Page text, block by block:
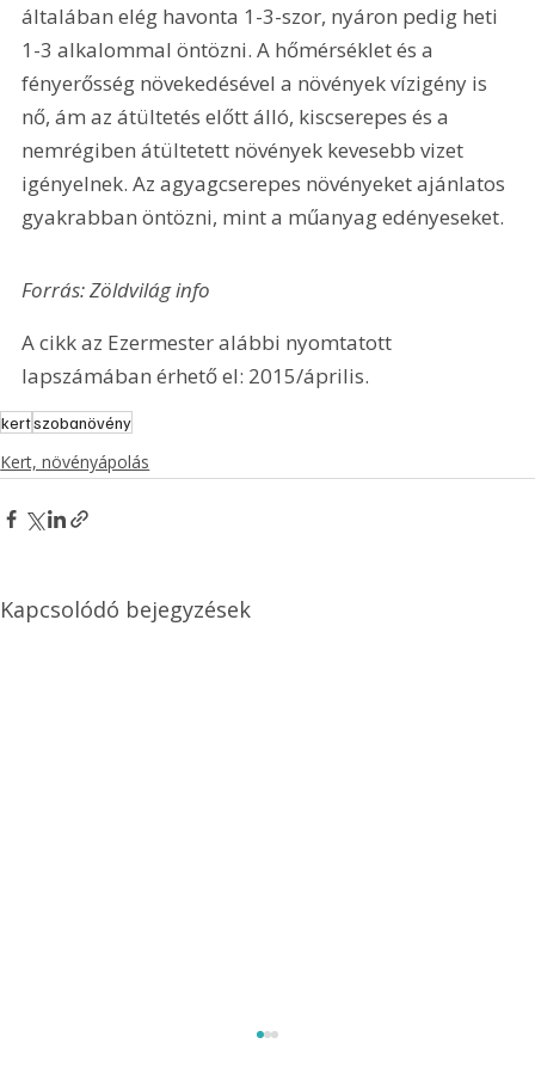
általában elég havonta 1-3-szor, nyáron pedig heti
1-3 alkalommal öntözni. A hőmérséklet és a
fényerősség növekedésével a növények vízigény is
nő, ám az átültetés előtt álló, kiscserepes és a
nemrégiben átültetett növények kevesebb vizet
igényelnek. Az agyagcserepes növényeket ajánlatos
gyakrabban öntözni, mint a műanyag edényeseket.
Forrás: Zöldvilág info
A cikk az Ezermester alábbi nyomtatott
lapszámában érhető el: 2015/április.
kertszobanövény
Kert, növényápolás
Kapcsolódó bejegyzések